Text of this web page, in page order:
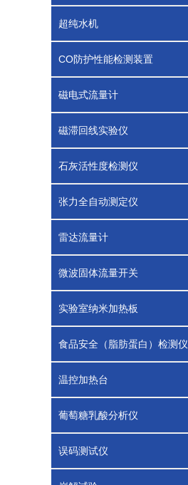
超纯水机
CO防护性能检测装置
磁电式流量计
磁滞回线实验仪
石灰活性度检测仪
张力全自动测定仪
雷达流量计
微波固体流量开关
实验室纳米加热板
食品安全（脂肪蛋白）检测仪
温控加热台
葡萄糖乳酸分析仪
误码测试仪